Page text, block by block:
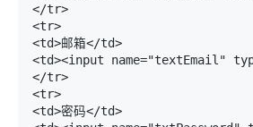
</tr>
<tr>
<td>邮箱</td>
<td><input name="textEmail"
</tr>
<tr>
<td>密码</td>